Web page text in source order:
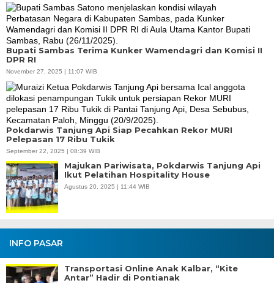
Bupati Sambas Terima Kunker Wamendagri dan Komisi II
DPR RI
November 27, 2025 | 11:07 WIB
Pokdarwis Tanjung Api Siap Pecahkan Rekor MURI
Pelepasan 17 Ribu Tukik
September 22, 2025 | 08:39 WIB
Majukan Pariwisata, Pokdarwis Tanjung Api
Ikut Pelatihan Hospitality House
Agustus 20, 2025 | 11:44 WIB
INFO PASAR
Transportasi Online Anak Kalbar, “Kite
Antar” Hadir di Pontianak